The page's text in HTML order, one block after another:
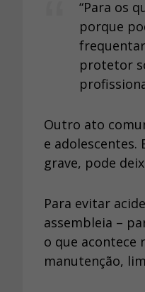
“Para os
porque
protetor
Outro ato
e
grave, pode
Para evitar
assembleia –
o que
manutenção,